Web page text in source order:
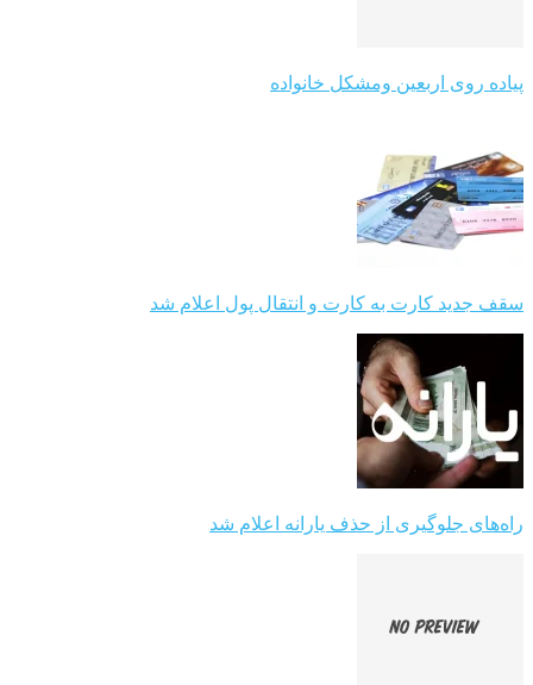
پیاده روی اربعین ومشکل خانواده
سقف جدید کارت به کارت و انتقال پول اعلام شد
راه‌های جلوگیری از حذف یارانه اعلام شد